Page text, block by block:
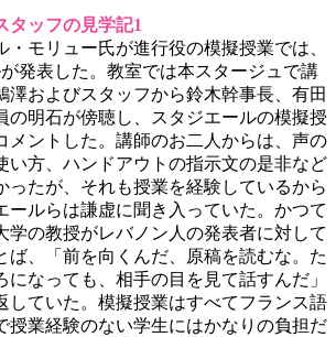
ッフの見学記1
モリュー氏が進行役の模擬授業では、
発表した。教室では本スタージュで講
澤およびスタッフから鈴木幹事長、有田
の明石が傍聴し、スタジエールの模擬授
メントした。講師のお二人からは、声の
い方、ハンドアウトの指示文の是非など
ったが、それも授業を経験しているから
ールらは謙虚に聞き入っていた。かつて
学の教授がレバノン人の発表者に対して
ば、「前を向くんだ、原稿を読むな。た
になっても、相手の目を見て話すんだ」
していた。模擬授業はすべてフランス語
授業経験のない学生にはかなりの負担だ